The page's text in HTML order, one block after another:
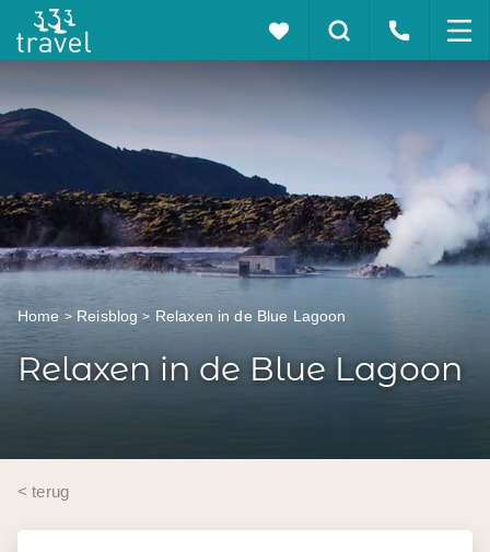
Home Reisblog Relaxen in de Blue Lagoon
Relaxen in de Blue Lagoon
< terug